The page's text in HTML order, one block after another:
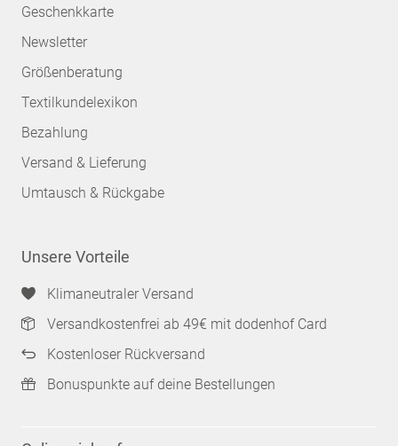
Geschenkkarte
Newsletter
Größenberatung
Textilkundelexikon
Bezahlung
Versand & Lieferung
Umtausch & Rückgabe
Unsere Vorteile
Klimaneutraler Versand
Versandkostenfrei ab 49€ mit dodenhof Card
Kostenloser Rückversand
Bonuspunkte auf deine Bestellungen